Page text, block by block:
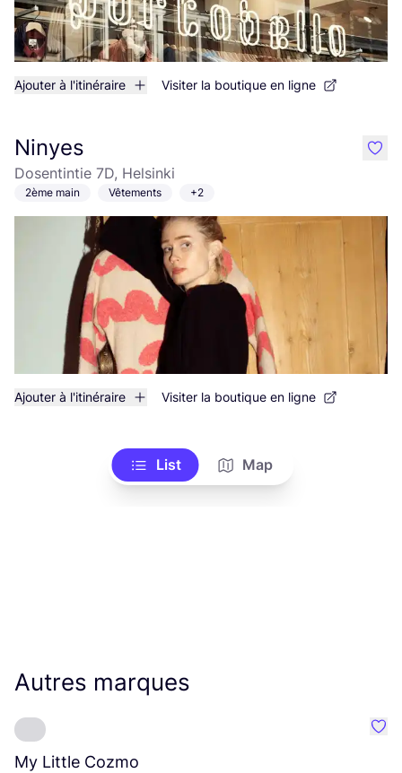
Ajouter à l'itinéraire Visiter la boutique en ligne
Ninyes
Dosentintie 7D, Helsinki
2ème main Vêtements +2
Ajouter à l'itinéraire Visiter la boutique en ligne
like
List Map
Autres marques
My Little Cozmo